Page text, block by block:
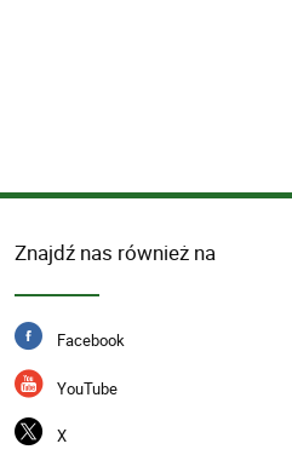
Znajdź nas również na
Facebook
YouTube
X